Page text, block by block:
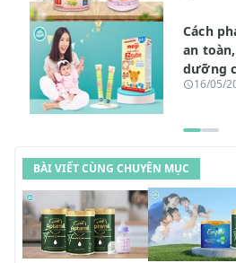
Cách
an
dưỡng
16/05/
BÀI VIẾT CÙNG CHUYÊN MỤC